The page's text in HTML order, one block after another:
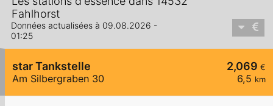
Fahlhorst
Données actualisées à 09.08.2026 -
01:25
2,069 €
6,5 km
star Tankstelle
Am Silbergraben 30